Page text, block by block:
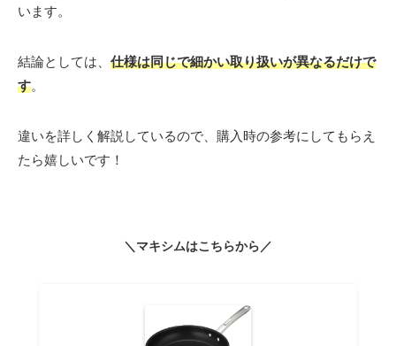
います。
結論としては、 仕様は同じで細かい取り扱いが異なるだけで
す。
違いを詳しく解説しているので、購入時の参考にしてもらえ
たら嬉しいです！
＼マキシムはこちらから／